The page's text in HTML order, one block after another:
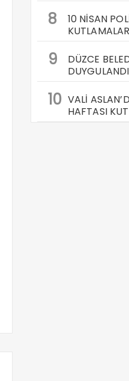
8
10 NİSAN
9
DÜZCE
10 VALİ
HAFTASI